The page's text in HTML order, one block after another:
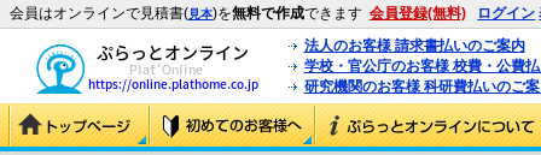
会員はオンラインで見積書(見本)を無料で作成できます 会員登録(無料) ログイン
法人のお客様 請求書払いのご案内
学校・官公庁のお客様 校費・公費
研究機関のお客様 科研費払いのご